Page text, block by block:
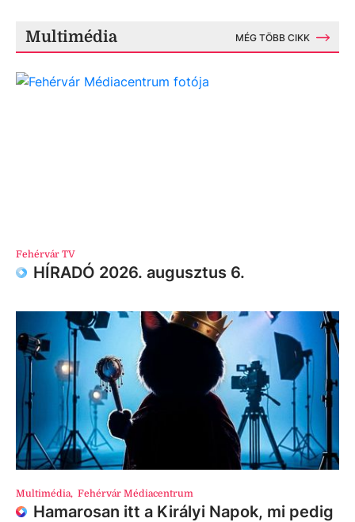
Multimédia MÉG TÖBB CIKK
Fehérvár TV
HÍRADÓ 2026. augusztus 6.
Multimédia, Fehérvár Médiacentrum
Hamarosan itt a Királyi Napok, mi pedig